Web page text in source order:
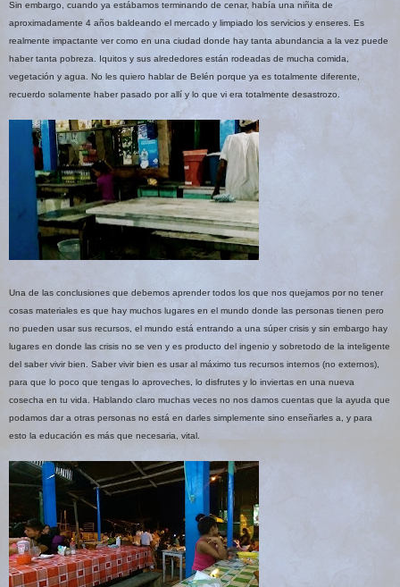
Sin embargo, cuando ya estábamos terminando de cenar, había una niñita de
aproximadamente 4 años baldeando el mercado y limpiado los servicios y enseres. Es
realmente impactante ver como en una ciudad donde hay tanta abundancia a la vez puede
haber tanta pobreza. Iquitos y sus alrededores están rodeadas de mucha comida,
vegetación y agua. No les quiero hablar de Belén porque ya es totalmente diferente,
recuerdo solamente haber pasado por allí y lo que vi era totalmente desastrozo.
Una de las conclusiones que debemos aprender todos los que nos quejamos por no tener
cosas materiales es que hay muchos lugares en el mundo donde las personas tienen pero
no pueden usar sus recursos, el mundo está entrando a una súper crisis y sin embargo hay
lugares en donde las crisis no se ven y es producto del ingenio y sobretodo de la inteligente
del saber vivir bien. Saber vivir bien es usar al máximo tus recursos internos (no externos),
para que lo poco que tengas lo aproveches, lo disfrutes y lo inviertas en una nueva
cosecha en tu vida. Hablando claro muchas veces no nos damos cuentas que la ayuda que
podamos dar a otras personas no está en darles simplemente sino enseñarles a, y para
esto la educación es más que necesaria, vital.